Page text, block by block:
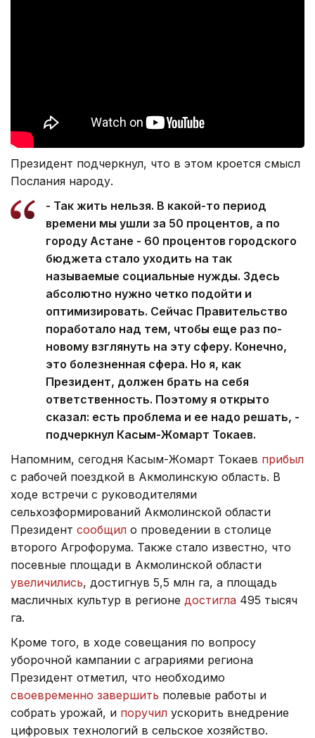
Президент подчеркнул, что в этом кроется смысл
Послания народу.
- Так жить нельзя. В какой-то период
времени мы ушли за 50 процентов, а по
городу Астане - 60 процентов городского
бюджета стало уходить на так
называемые социальные нужды. Здесь
абсолютно нужно четко подойти и
оптимизировать. Сейчас Правительство
поработало над тем, чтобы еще раз по-
новому взглянуть на эту сферу. Конечно,
это болезненная сфера. Но я, как
Президент, должен брать на себя
ответственность. Поэтому я открыто
сказал: есть проблема и ее надо решать, -
подчеркнул Касым-Жомарт Токаев.
Напомним, сегодня Касым-Жомарт Токаев прибыл
с рабочей поездкой в Акмолинскую область. В
ходе встречи с руководителями
сельхозформирований Акмолинской области
Президент сообщил о проведении в столице
второго Агрофорума. Также стало известно, что
посевные площади в Акмолинской области
увеличились, достигнув 5,5 млн га, а площадь
масличных культур в регионе достигла 495 тысяч
га.
Кроме того, в ходе совещания по вопросу
уборочной кампании с аграриями региона
Президент отметил, что необходимо
своевременно завершить полевые работы и
собрать урожай, и поручил ускорить внедрение
цифровых технологий в сельское хозяйство.